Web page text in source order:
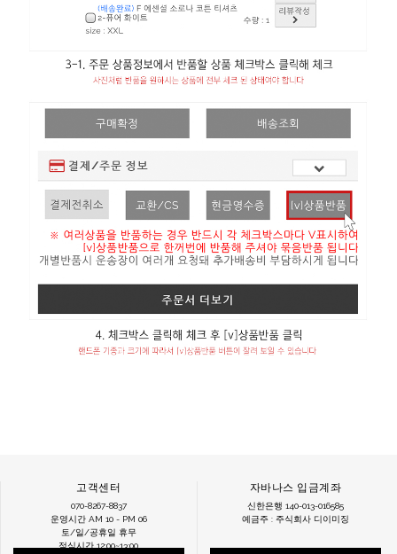
고객센터
070-8267-8837
운영시간 AM 10 - PM 06
토/일/공휴일 휴무
점심시간 12:00~13:00
자바나스 입금계좌
신한은행 140-013-016585
예금주 : 주식회사 디이미징